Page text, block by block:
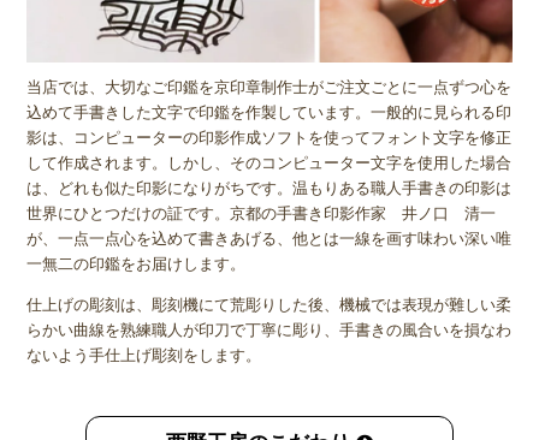
当店では、大切なご印鑑を京印章制作士がご注文ごとに一点ずつ心を
込めて手書きした文字で印鑑を作製しています。一般的に見られる印
影は、コンピューターの印影作成ソフトを使ってフォント文字を修正
して作成されます。しかし、そのコンピューター文字を使用した場合
は、どれも似た印影になりがちです。温もりある職人手書きの印影は
世界にひとつだけの証です。京都の手書き印影作家 井ノ口 清一
が、一点一点心を込めて書きあげる、他とは一線を画す味わい深い唯
一無二の印鑑をお届けします。
仕上げの彫刻は、彫刻機にて荒彫りした後、機械では表現が難しい柔
らかい曲線を熟練職人が印刀で丁寧に彫り、手書きの風合いを損なわ
ないよう手仕上げ彫刻をします。